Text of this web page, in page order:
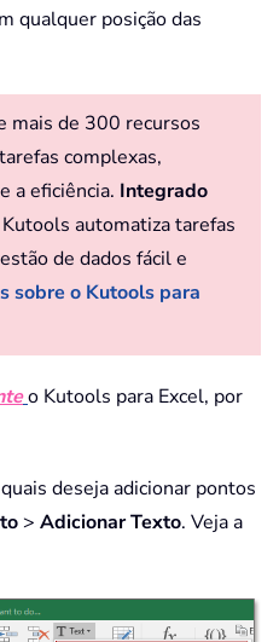
qualquer posição das
mais de 300 recursos
complexas,
a eficiência. Integrado
Kutools automatiza tarefas
de dados fácil e
sobre o Kutools para
o Kutools para Excel, por
deseja adicionar pontos
> Adicionar Texto. Veja a